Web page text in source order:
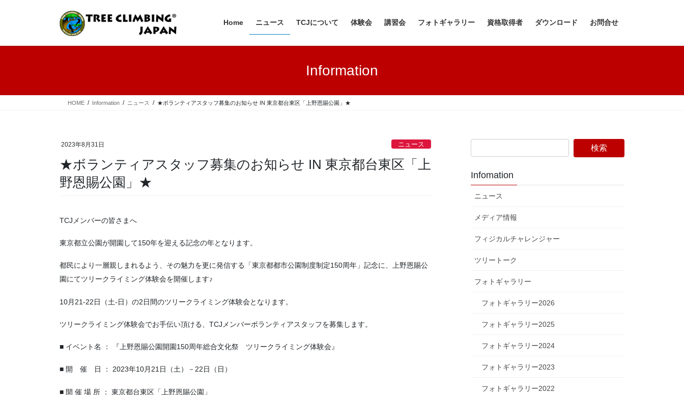
ツ
シ
Home ニュース TCJについて 体験会 講習会 フォトギャラリー 資格取得者 ダウンロード お問合せ
Information
HOME Information ニュース ★ボランティアスタッフ募集のお知らせ IN 東京都台東区「上野恩賜公園」★
2023年8月31日 ニュース
★ボランティアスタッフ募集のお知らせ IN 東京都台東区「上
野恩賜公園」★
TCJメンバーの皆さまへ
東京都立公園が開園して150年を迎える記念の年となります。
都民により一層親しまれるよう、その魅力を更に発信する「東京都都市公園制度制定150周年」記念に、上野恩賜公
園にてツリークライミング体験会を開催します♪
10月21-22日（土-日）の2日間のツリークライミング体験会となります。
ツリークライミング体験会でお手伝い頂ける、TCJメンバーボランティアスタッフを募集します。
■ イベント名 ： 『上野恩賜公園開園150周年総合文化祭 ツリークライミング体験会』
■ 開 催 日 ： 2023年10月21日（土）－22日（日）
■ 開 催 場 所 ： 東京都台東区「上野恩賜公園」
Infomation
ニュース
メディア情報
フィジカルチャレンジャー
ツリートーク
フォトギャラリー
フォトギャラリー2026
フォトギャラリー2025
フォトギャラリー2024
フォトギャラリー2023
フォトギャラリー2022